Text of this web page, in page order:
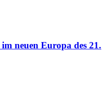
neuen Europa des 21.